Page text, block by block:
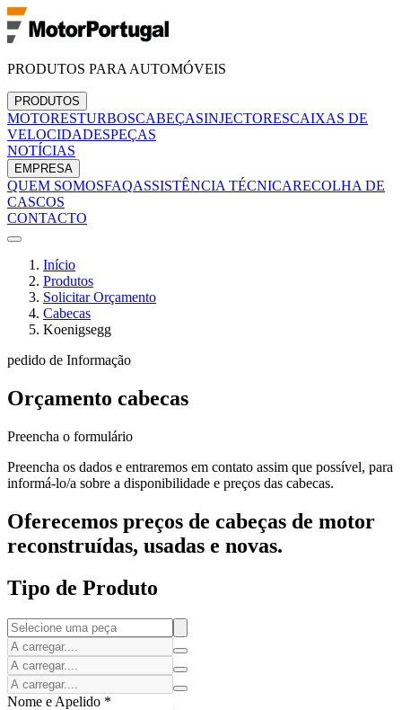
PRODUTOS PARA AUTOMÓVEIS
PRODUTOS
MOTORESTURBOSCABEÇASINJECTORESCAIXAS DE
VELOCIDADESPEÇAS
NOTÍCIAS
EMPRESA
QUEM SOMOSFAQASSISTÊNCIA TÉCNICARECOLHA DE
CASCOS
CONTACTO
Início
Produtos
Solicitar Orçamento
Cabecas
Koenigsegg
pedido de Informação
Orçamento cabecas
Preencha o formulário
Preencha os dados e entraremos em contato assim que possível, para
informá-lo/a sobre a disponibilidade e preços das cabecas.
Oferecemos preços de cabeças de motor
reconstruídas, usadas e novas.
Tipo de Produto
Nome e Apelido *